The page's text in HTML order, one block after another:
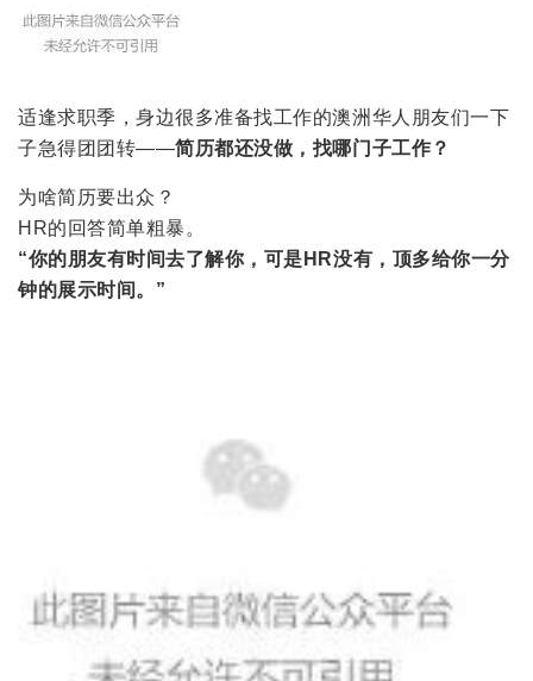
适逢求职季，身边很多准备找工作的澳洲华人朋友们一下
子急得团团转——简历都还没做，找哪门子工作？
为啥简历要出众？
HR的回答简单粗暴。
“你的朋友有时间去了解你，可是HR没有，顶多给你一分
钟的展示时间。”